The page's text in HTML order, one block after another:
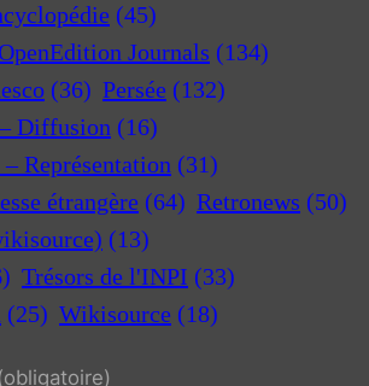
(45)
Journals (134)
(36) Persée (132)
Diffusion (16)
Représentation (31)
étrangère (64) Retronews (50)
(13)
Trésors de l'INPI (33)
(25) Wikisource (18)